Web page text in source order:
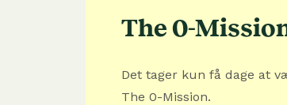
The 0-
Det tager kun få dage at
The 0-Mission.